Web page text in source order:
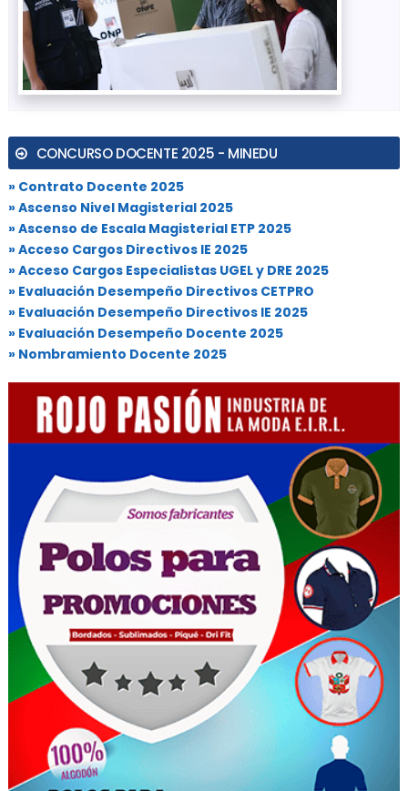
CONCURSO DOCENTE 2025 - MINEDU
» Contrato Docente 2025
» Ascenso Nivel Magisterial 2025
» Ascenso de Escala Magisterial ETP 2025
» Acceso Cargos Directivos IE 2025
» Acceso Cargos Especialistas UGEL y DRE 2025
» Evaluación Desempeño Directivos CETPRO
» Evaluación Desempeño Directivos IE 2025
» Evaluación Desempeño Docente 2025
» Nombramiento Docente 2025